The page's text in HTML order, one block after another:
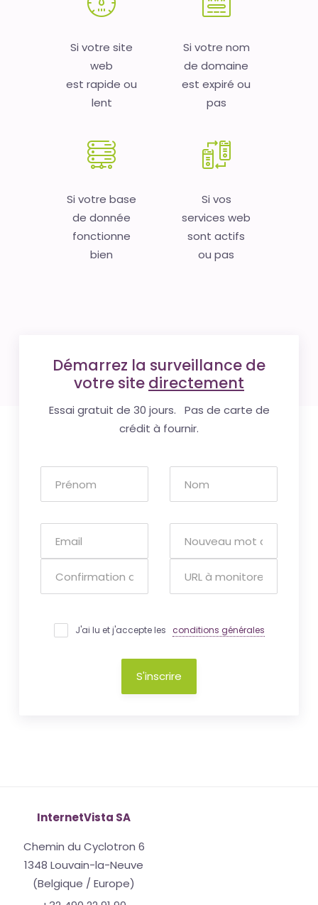
Si votre site
web
est rapide ou
lent
Si votre nom
de domaine
est expiré ou
pas
Si votre base
de donnée
fonctionne
bien
Si vos
services web
sont actifs
ou pas
Démarrez la surveillance de
votre site directement
Essai gratuit de 30 jours. Pas de carte de
crédit à fournir.
J'ai lu et j'accepte les conditions générales
S'inscrire
InternetVista SA
Chemin du Cyclotron 6
1348 Louvain-la-Neuve
(Belgique / Europe)